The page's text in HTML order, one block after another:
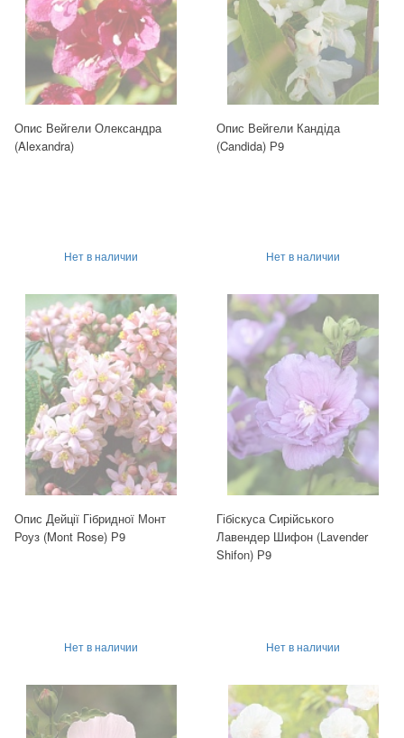
Опис Вейгели Олександра
(Alexandra)
Нет в наличии
Опис Вейгели Кандіда
(Candida) Р9
Нет в наличии
Опис Дейції Гібридної Монт
Роуз (Mont Rose) Р9
Нет в наличии
Гібіскуса Сирійського
Лавендер Шифон (Lavender
Shifon) Р9
Нет в наличии